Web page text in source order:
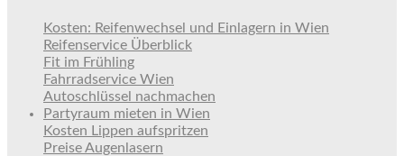
Kosten: Reifenwechsel und Einlagern in Wien
Reifenservice Überblick
Fit im Frühling
Fahrradservice Wien
Autoschlüssel nachmachen
Partyraum mieten in Wien
Kosten Lippen aufspritzen
Preise Augenlasern